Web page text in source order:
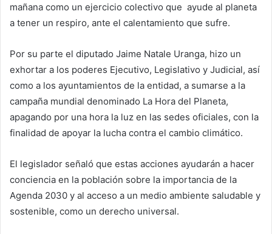
mañana como un ejercicio colectivo que ayude al planeta
a tener un respiro, ante el calentamiento que sufre.
Por su parte el diputado Jaime Natale Uranga, hizo un
exhortar a los poderes Ejecutivo, Legislativo y Judicial, así
como a los ayuntamientos de la entidad, a sumarse a la
campaña mundial denominado La Hora del Planeta,
apagando por una hora la luz en las sedes oficiales, con la
finalidad de apoyar la lucha contra el cambio climático.
El legislador señaló que estas acciones ayudarán a hacer
conciencia en la población sobre la importancia de la
Agenda 2030 y al acceso a un medio ambiente saludable y
sostenible, como un derecho universal.